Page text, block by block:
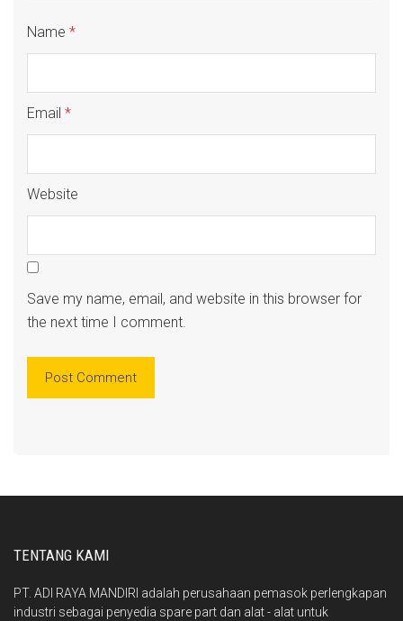
Name *
Email *
Website
Save my name, email, and website in this browser for
the next time I comment.
TENTANG KAMI
PT. ADI RAYA MANDIRI adalah perusahaan pemasok perlengkapan
industri sebagai penyedia spare part dan alat - alat untuk